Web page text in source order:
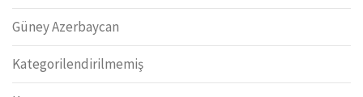
Güney Azerbaycan
Kategorilendirilmemiş